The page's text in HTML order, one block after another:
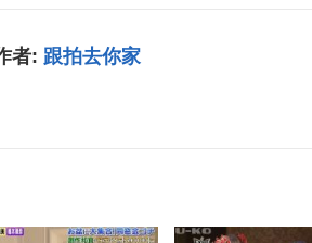
者: 跟拍去你家